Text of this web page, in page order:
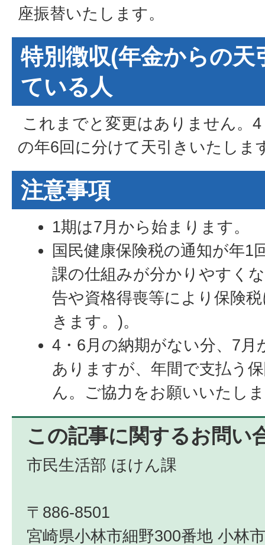
座振替いたします。
特別徴収(年金からの天
ている人
これまでと変更はありません。
の年6回に分けて天引きいたしま
注意事項
1期は7月から始まります。
国民健康保険税の通知が年1
課の仕組みが分かりやすく
告や資格得喪等により保険
きます。)。
4・6月の納期がない分、7月
ありますが、年間で支払う
ん。ご協力をお願いいたし
この記事に関するお問い
市民生活部 ほけん課
〒886-8501
宮崎県小林市細野300番地 小林